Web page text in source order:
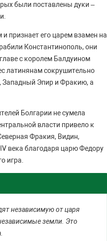
были поставлены дуки –
признает его царем взамен на
Константинополь, они
с королем Балдуином
латинянам сокрушительно
Западный Эпир и Фракию, а
Болгарии не сумела
власти привело к
Фракия, Видин,
века благодаря царю Федору
игра.
независимую от царя
земли. Это